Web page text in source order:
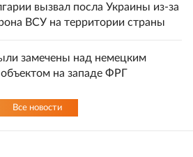
вызвал посла Украины из-за
ВСУ на территории страны
замечены над немецким
на западе ФРГ
Все новости